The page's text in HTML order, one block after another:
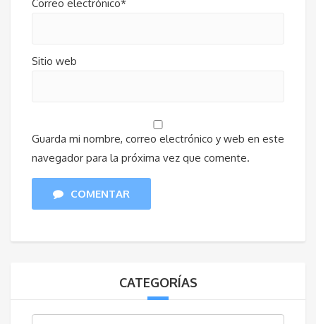
Correo electrónico*
Sitio web
Guarda mi nombre, correo electrónico y web en este
navegador para la próxima vez que comente.
COMENTAR
CATEGORÍAS